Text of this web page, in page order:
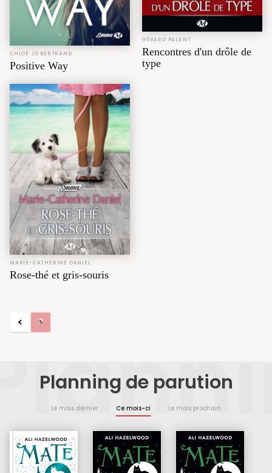
CHLOÉ JO BERTRAND
Positive Way
GÉRARD PALANT
Rencontres d'un drôle de
type
MARIE-CATHERINE DANIEL
Rose-thé et gris-souris
1 2
Planning de parution
Le mois dernier Ce mois-ci Le mois prochain